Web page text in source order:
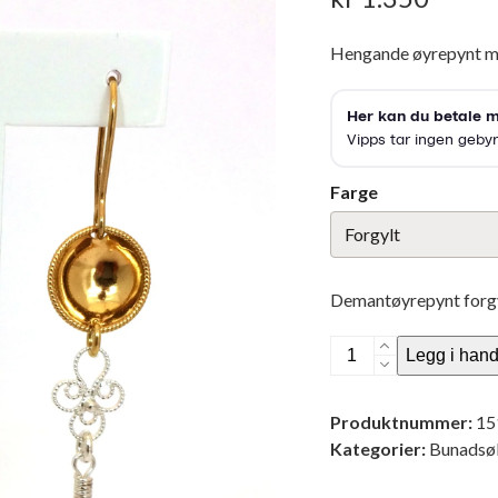
Hengande øyrepynt
Farge
Demantøyrepynt
Bunadsørepynt
antall
Legg i
Produktnummer:
Kategorier: